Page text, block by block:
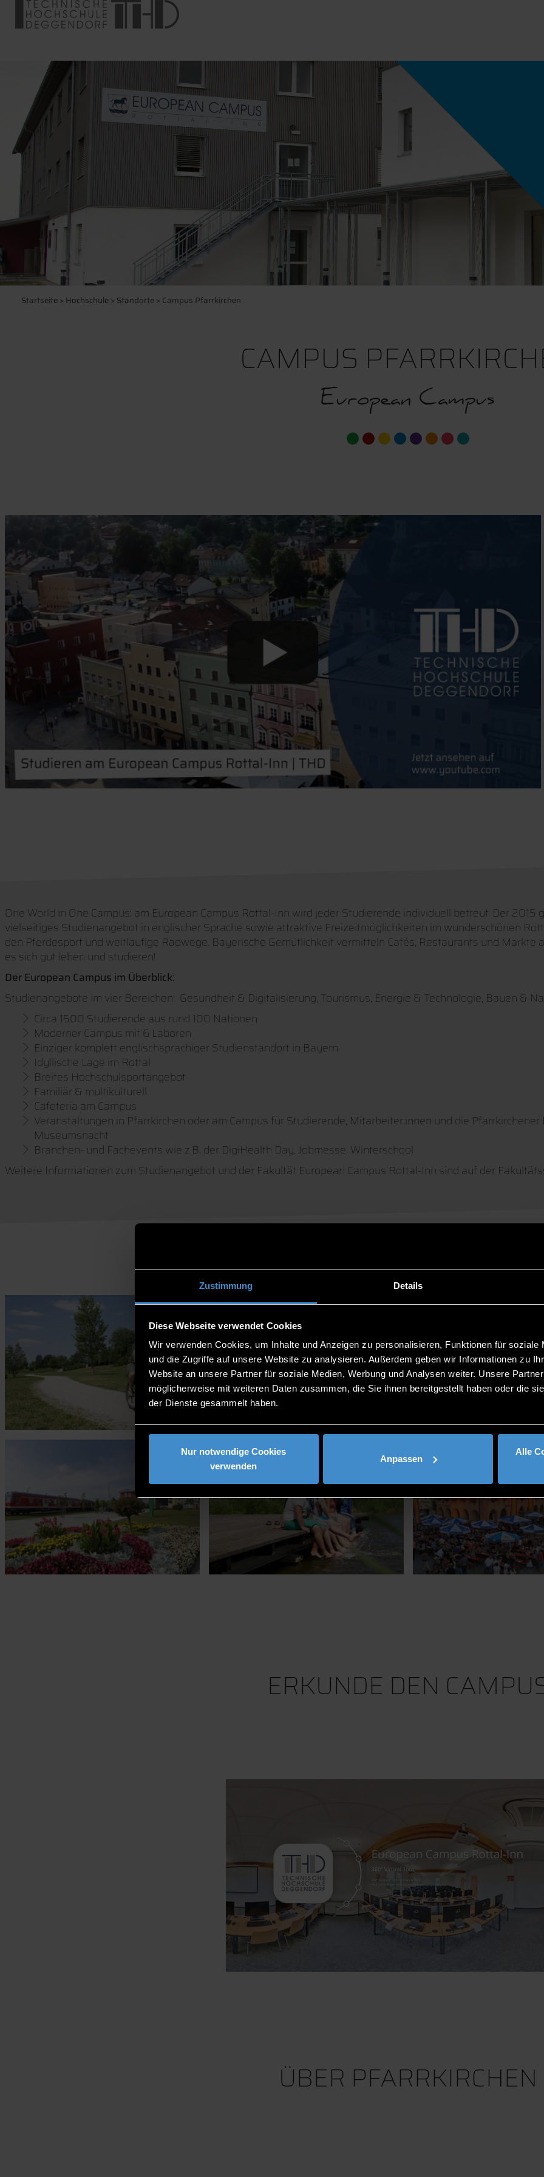
Zustimmung Details
Diese Webseite verwendet Cookies
Wir verwenden Cookies, um Inhalte und Anzeigen zu personalisieren, Funktionen für soziale
und die Zugriffe auf unsere Website zu analysieren. Außerdem geben wir Informationen zu
Website an unsere Partner für soziale Medien, Werbung und Analysen weiter. Unsere
möglicherweise mit weiteren Daten zusammen, die Sie ihnen bereitgestellt haben oder die
der Dienste gesammelt haben.
Nur notwendige Cookies
verwenden
Anpassen
Alle
Startseite> Hochschule> Standorte> Campus Pfarrkirchen
CAMPUS
European Campus
One World in One Campus: am European Campus Rottal-Inn wird jeder Studierende individuell betreut. Der
vielseitiges Studienangebot in englischer Sprache sowie attraktive Freizeitmöglichkeiten im wunderschönen
den Pferdesport und weitläufige Radwege. Bayerische Gemütlichkeit vermitteln Cafés, Restaurants und
es sich gut leben und studieren!
Der European Campus im Überblick:
Studienangebote im vier Bereichen: Gesundheit & Digitalisierung, Tourismus, Energie & Technologie, Bauen &
Circa 1500 Studierende aus rund 100 Nationen
Moderner Campus mit 6 Laboren
Einziger komplett englischsprachiger Studienstandort in Bayern
Idyllische Lage im Rottal
Breites Hochschulsportangebot
Familiär & multikulturell
Cafeteria am Campus
Veranstaltungen in Pfarrkirchen oder am Campus für Studierende, Mitarbeiter:innen und die
Museumsnacht
Branchen- und Fachevents wie z.B. der DigiHealth Day, Jobmesse, Winterschool
Weitere Informationen zum Studienangebot und der Fakultät European Campus Rottal-Inn sind auf der
ERKUNDE DEN
ÜBER PFARRKIRCHEN